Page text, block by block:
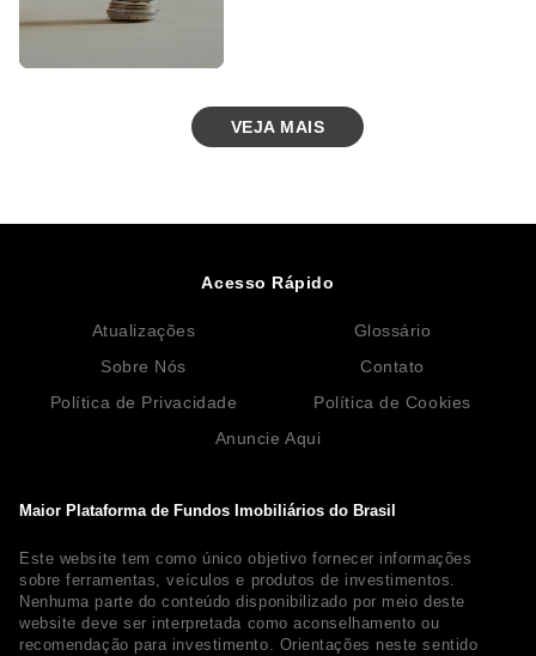
VEJA MAIS
Maior Plataforma de Fundos Imobiliários do Brasil
Este website tem como único objetivo fornecer informações
sobre ferramentas, veículos e produtos de investimentos.
Nenhuma parte do conteúdo disponibilizado por meio deste
website deve ser interpretada como aconselhamento ou
recomendação para investimento. Orientações neste sentido
Acesso Rápido
Atualizações
Glossário
Sobre Nós
Contato
Política de Privacidade
Política de Cookies
Anuncie Aqui